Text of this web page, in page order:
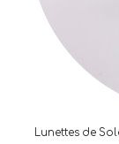
Lunettes de